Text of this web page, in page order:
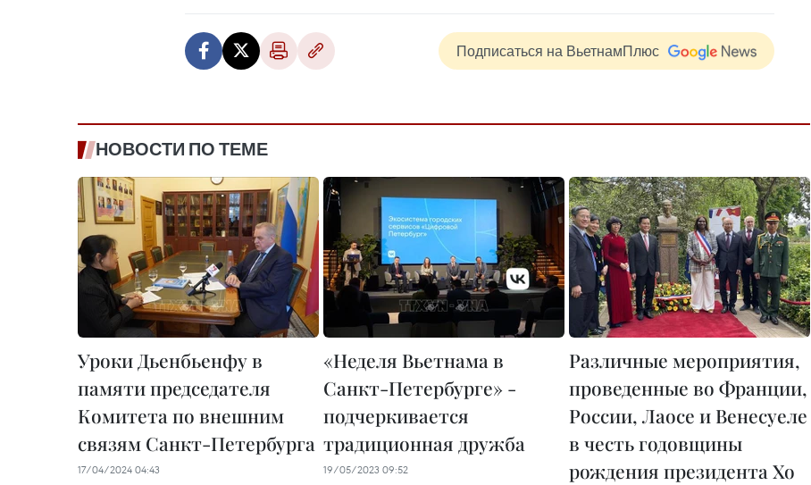
Подписаться на ВьетнамПлюс
НОВОСТИ ПО ТЕМЕ
Уроки Дьенбьенфу в
памяти председателя
Комитета по внешним
связям Санкт-Петербурга
17/04/2024 04:43
«Неделя Вьетнама в
Санкт-Петербурге» -
подчеркивается
традиционная дружба
19/05/2023 09:52
Различные мероприятия,
проведенные во Франции,
России, Лаосе и Венесуеле
в честь годовщины
рождения президента Хо